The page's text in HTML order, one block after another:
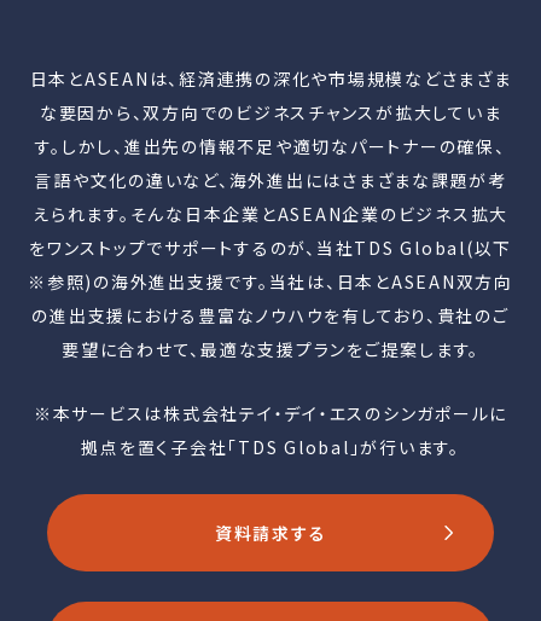
日本とASEANは、経済連携の深化や市場規模などさまざま
な要因から、双方向でのビジネスチャンスが拡大していま
す。しかし、進出先の情報不足や適切なパートナーの確保、
言語や文化の違いなど、海外進出にはさまざまな課題が考
えられます。そんな日本企業とASEAN企業のビジネス拡大
をワンストップでサポートするのが、当社TDS Global(以下
※参照)の海外進出支援です。当社は、日本とASEAN双方向
の進出支援における豊富なノウハウを有しており、貴社のご
要望に合わせて、最適な支援プランをご提案します。
※本サービスは株式会社テイ・デイ・エスのシンガポールに
拠点を置く子会社「TDS Global」が行います。
資料請求する